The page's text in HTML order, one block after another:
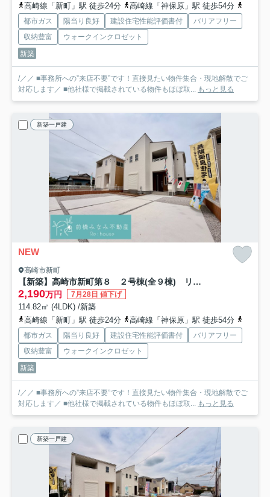
高崎線「新町」駅 徒歩24分
高崎線「神保原」駅 徒歩54分
都市ガス 陽当り良好 建設住宅性能評価書付
バリアフリー
収納豊富
ウォークインクロゼット
新築
/／／ ■事務所への”来店不要”です！直接見たい物件集合・現地解散でご
対応します／ ■他社様で掲載されている物件もほぼ取...
もっと見る
新築一戸建
NEW
高崎市新町
【新築】高崎市新町第８ ２号棟(全９棟) リーブルガーデン 新築建売分譲
2,190万円 7月28日 値下げ
114.82㎡ (4LDK) /新築
高崎線「新町」駅 徒歩24分
高崎線「神保原」駅 徒歩54分
都市ガス 陽当り良好 建設住宅性能評価書付
バリアフリー
収納豊富
ウォークインクロゼット
新築
/／／ ■事務所への”来店不要”です！直接見たい物件集合・現地解散でご
対応します／ ■他社様で掲載されている物件もほぼ取...
もっと見る
新築一戸建